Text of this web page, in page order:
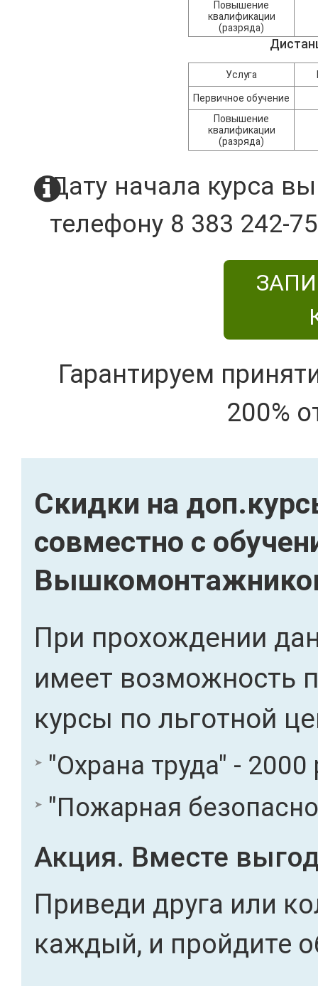
Повышение
квалификации
(разряда)
Услуга
Первичное обучение
Повышение
квалификации
(разряда)
Дату начала курса
телефону 8 383 242-
Гарантируем
200%
Скидки на
совместно с
При прохождении
имеет возможность
курсы по льготной
"Охрана труда" - 2000
"Пожарная
Акция. Вместе
Приведи друга или
каждый, и пройдите